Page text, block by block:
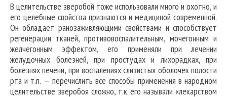
В целительстве зверобой тоже использовали много и охотно, и
его целебные свойства признаются и медициной современной.
Он обладает ранозаживляющими свойствами и способствует
регенерации тканей, противовоспалительным, мочегонным и
желчегонным эффектом, его применяли при лечении
желудочных болезней, при простудах и лихорадках, при
болезнях печени, при воспалениях слизистых оболочек полости
рта и т.п. — перечислить все способы применения в народном
целительстве зверобоя сложно, т.к. его называли «лекарством